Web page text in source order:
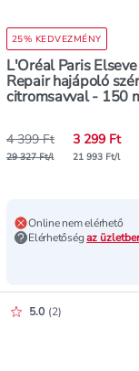
25% KEDVEZMÉNY
L'Oréal Paris
Repair hajápoló
citromsavval - 150
4 399 Ft
29 327 Ft/l
3 299 Ft
21 993 Ft/l
Online nem elérhető
Elérhetőségaz
Értékelés pontszáma:
5.0 (2)